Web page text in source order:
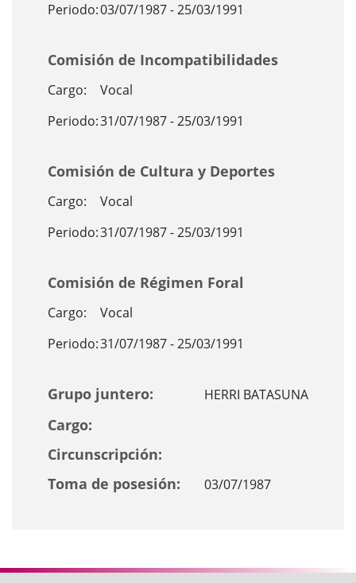
Periodo:03/07/1987 - 25/03/1991
Comisión de Incompatibilidades
Cargo:
Vocal
Periodo:31/07/1987 - 25/03/1991
Comisión de Cultura y Deportes
Cargo:
Vocal
Periodo:31/07/1987 - 25/03/1991
Comisión de Régimen Foral
Cargo:
Vocal
Periodo:31/07/1987 - 25/03/1991
Grupo juntero: HERRI BATASUNA
Cargo:
Circunscripción:
Toma de posesión:
03/07/1987